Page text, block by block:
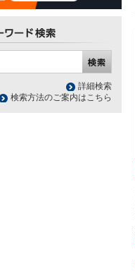
詳細検索
検索方法のご案内はこちら